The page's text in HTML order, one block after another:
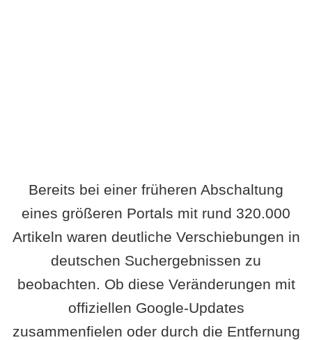
Bereits bei einer früheren Abschaltung
eines größeren Portals mit rund 320.000
Artikeln waren deutliche Verschiebungen in
deutschen Suchergebnissen zu
beobachten. Ob diese Veränderungen mit
offiziellen Google-Updates
zusammenfielen oder durch die Entfernung